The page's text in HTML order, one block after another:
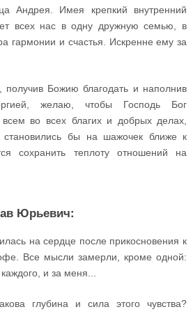
Андрея. Имея крепкий внутренний
всех нас в одну дружную семью, в
гармонии и счастья. Искренне ему за
Божию благодать и наполнив
желаю, чтобы Господь Бог
всем во всех благих и добрых делах,
бы на шажочек ближе к
сохранить теплоту отношений на
Юрьевич:
на сердце после прикосновения к
Все мысли замерли, кроме одной:
и за меня...
глубина и сила этого чувства?